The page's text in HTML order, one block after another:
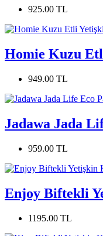
925.00 TL
Homie Kuzu
949.00 TL
Jadawa Jada
959.00 TL
Enjoy Biftekli
1195.00 TL